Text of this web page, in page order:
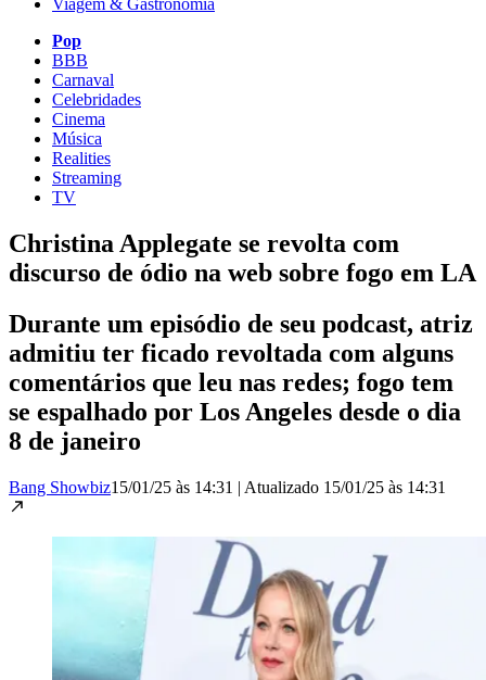
Viagem & Gastronomia
Pop
BBB
Carnaval
Celebridades
Cinema
Música
Realities
Streaming
TV
Christina Applegate se revolta com
discurso de ódio na web sobre fogo em LA
Durante um episódio de seu podcast, atriz
admitiu ter ficado revoltada com alguns
comentários que leu nas redes; fogo tem
se espalhado por Los Angeles desde o dia
8 de janeiro
Bang Showbiz15/01/25 às 14:31 | Atualizado 15/01/25 às 14:31